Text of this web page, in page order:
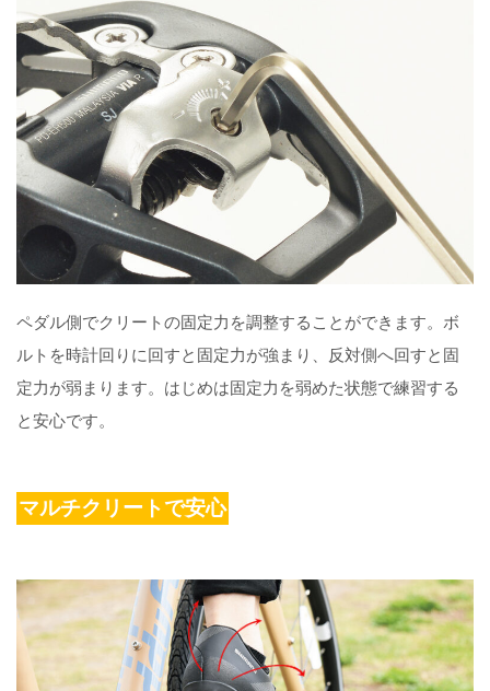
ペダル側でクリートの固定力を調整することができます。ボ
ルトを時計回りに回すと固定力が強まり、反対側へ回すと固
定力が弱まります。はじめは固定力を弱めた状態で練習する
と安心です。
マルチクリートで安心